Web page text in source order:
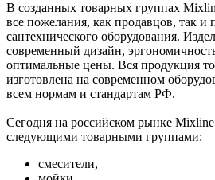
В созданных товарных группах
все пожелания, как продавцов, так и
сантехнического оборудования.
современный дизайн,
оптимальные цены. Вся продукция
изготовлена на современном
всем нормам и стандартам РФ.
Сегодня на российском рынке Mixline
следующими товарными группами:
смесители,